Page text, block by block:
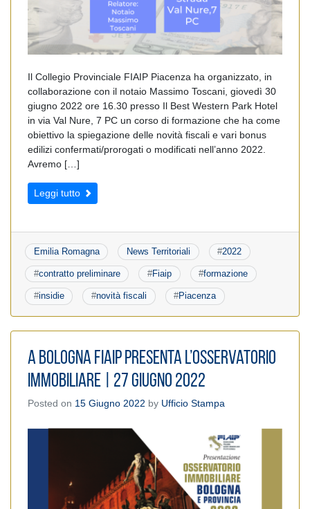
Il Collegio Provinciale FIAIP Piacenza ha organizzato, in
collaborazione con il notaio Massimo Toscani, giovedì 30
giugno 2022 ore 16.30 presso Il Best Western Park Hotel
in via Val Nure, 7 PC un corso di formazione che ha come
obiettivo la spiegazione delle novità fiscali e vari bonus
edilizi confermati/prorogati o modificati nell’anno 2022.
Avremo […]
Leggi tutto
Emilia Romagna News Territoriali #2022
#contratto preliminare #Fiaip #formazione
#insidie #novità fiscali #Piacenza
A Bologna Fiaip presenta l’Osservatorio
Immobiliare | 27 giugno 2022
Posted on 15 Giugno 2022 by Ufficio Stampa